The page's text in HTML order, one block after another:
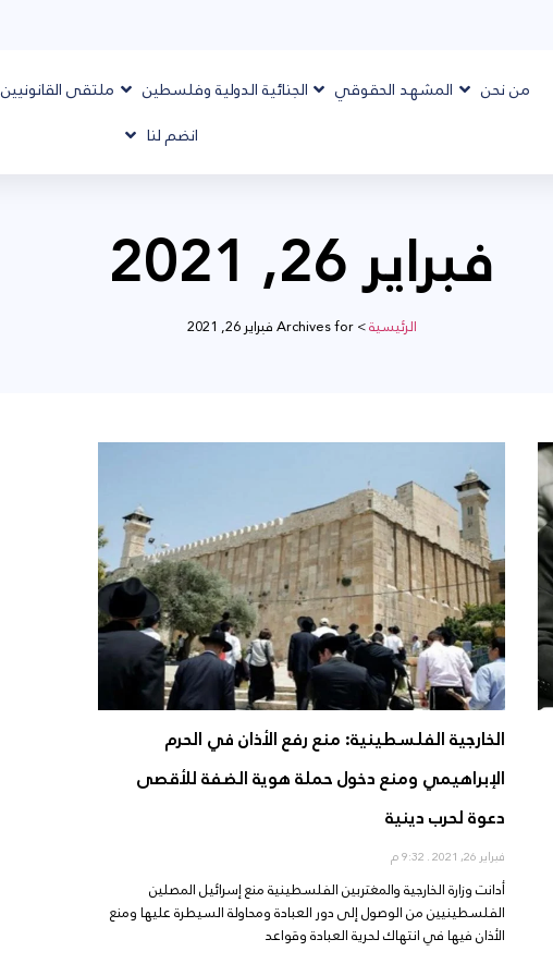
من نحن المشهد الحقوقي الجنائية الدولية وفلسطين ملتقى القانونيين
انضم لنا
فبراير 26, 2021
الرئيسية>Archives for فبراير 26, 2021
الخارجية الفلسطينية: منع رفع الأذان في الحرم
الإبراهيمي ومنع دخول حملة هوية الضفة للأقصى
دعوة لحرب دينية
فبراير 26, 2021
أدانت وزارة الخارجية والمغتربين الفلسطينية منع إسرائيل المصلين
الفلسطينيين من الوصول إلى دور العبادة ومحاولة السيطرة عليها ومنع
الأذان فيها في انتهاك لحرية العبادة وقواعد